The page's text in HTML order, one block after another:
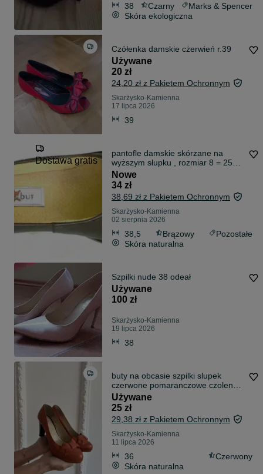
38 Czarny
Marks & Spencer
Skóra ekologiczna
Czółenka damskie cżerwień r.39
Używane
20 zł
24,20 zł z Pakietem Ochronnym
Skarżysko-Kamienna
17 lipca 2026
39
Dostawa gratis
pantofle damskie skórzane na
wyższym słupku , rozmiar 8 = 25cm
, darmowa dostawa !
Nowe
34 zł
38,69 zł z Pakietem Ochronnym
Skarżysko-Kamienna
02 sierpnia 2026
38,5 Brązowy
Pozostałe
Skóra naturalna
Szpilki nude 38 odeał
Używane
100 zł
Skarżysko-Kamienna
19 lipca 2026
38
buty na obcasie szpilki slupek
czerwone pomaranczowe czolenka
36
Używane
25 zł
29,38 zł z Pakietem Ochronnym
Skarżysko-Kamienna
11 lipca 2026
36
Czerwony
Skóra naturalna